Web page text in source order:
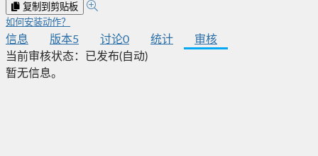
复制到剪贴板
如何安装动作？
信息 版本5 讨论0 统计
审核
当前审核状态：
已发布(自动)
暂无信息。